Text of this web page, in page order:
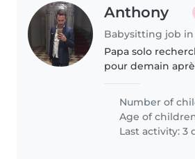
Anthony
Papa solo
pour demain
l'occuper
Number of
Age of
Last activity: 3